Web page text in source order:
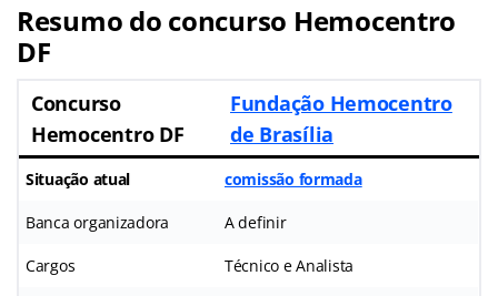
Resumo do concurso Hemocentro
DF
Concurso
Hemocentro DF
Fundação Hemocentro
de Brasília
Situação atual comissão formada
Banca organizadora A definir
Cargos Técnico e Analista